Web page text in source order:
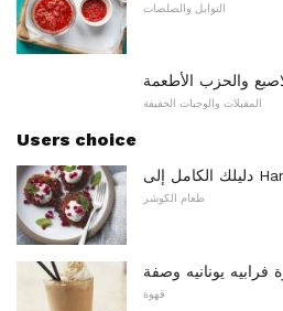
التوابل والصلصات
والحزب الأطعمة
المقبلات والوجبات الخفيفة
Users choice
طعام الكوشر
يونانيه وصفة
قهوة